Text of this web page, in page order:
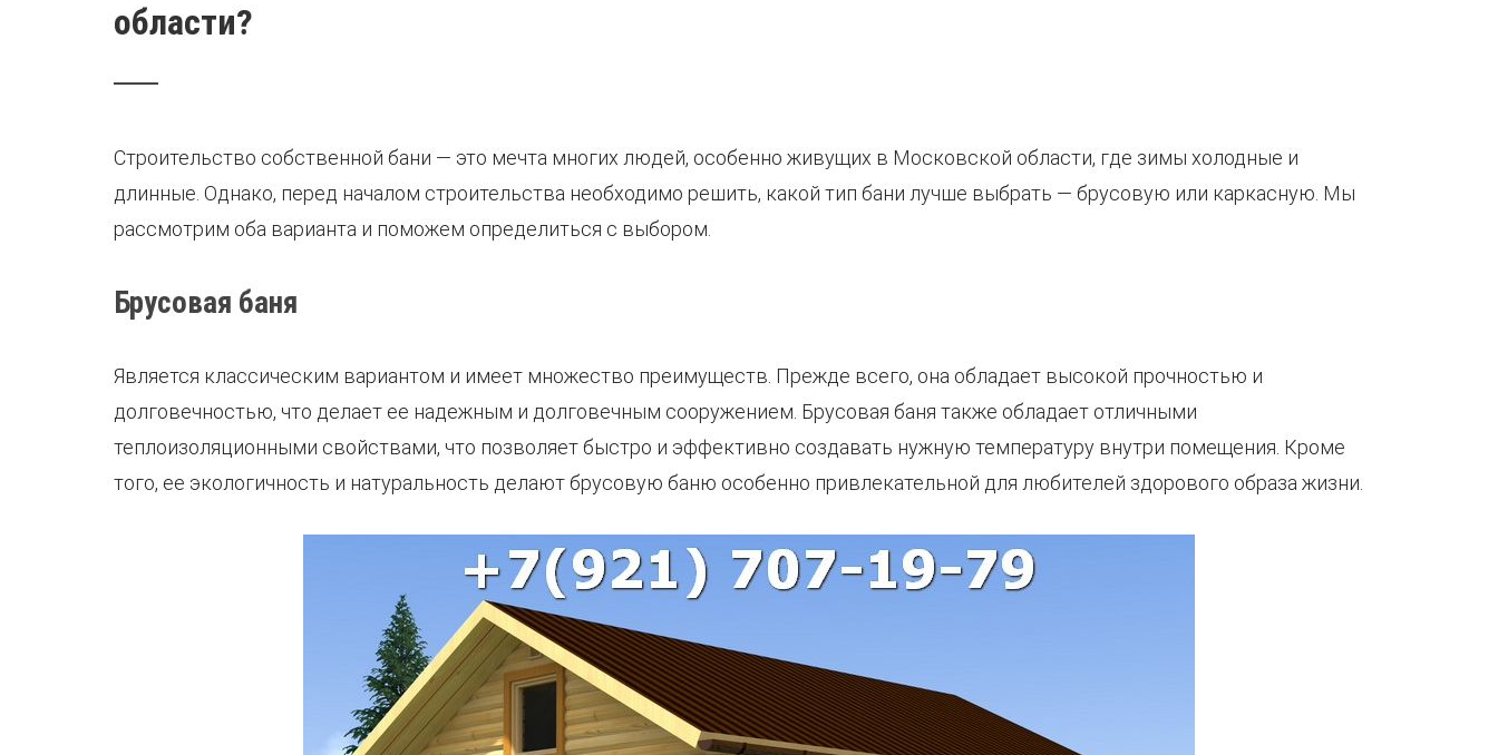
области?
Строительство собственной бани — это мечта многих людей, особенно живущих в Московской области, где зимы холодные и
длинные. Однако, перед началом строительства необходимо решить, какой тип бани лучше выбрать — брусовую или каркасную. Мы
рассмотрим оба варианта и поможем определиться с выбором.
Брусовая баня
Является классическим вариантом и имеет множество преимуществ. Прежде всего, она обладает высокой прочностью и
долговечностью, что делает ее надежным и долговечным сооружением. Брусовая баня также обладает отличными
теплоизоляционными свойствами, что позволяет быстро и эффективно создавать нужную температуру внутри помещения. Кроме
того, ее экологичность и натуральность делают брусовую баню особенно привлекательной для любителей здорового образа жизни.